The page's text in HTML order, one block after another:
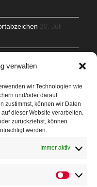
verwalten
wir Technologien wie
und/oder darauf
zustimmst, können wir Daten
dieser Website verarbeiten.
zurückziehst, können
werden.
Immer aktiv
20. Juli